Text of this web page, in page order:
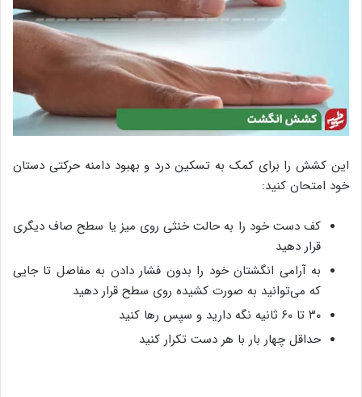
این کشش را برای کمک به تسکین درد و بهبود دامنه حرکتی دستان
خود امتحان کنید:
کف دست خود را به حالت خنثی روی میز یا سطح صاف دیگری
قرار دهید
به آرامی انگشتان خود را بدون فشار دادن به مفاصل تا جایی
که می‌توانید به صورت کشیده روی سطح قرار دهید
۳۰ تا ۶۰ ثانیه نگه دارید و سپس رها کنید
حداقل چهار بار با هر دست تکرار کنید